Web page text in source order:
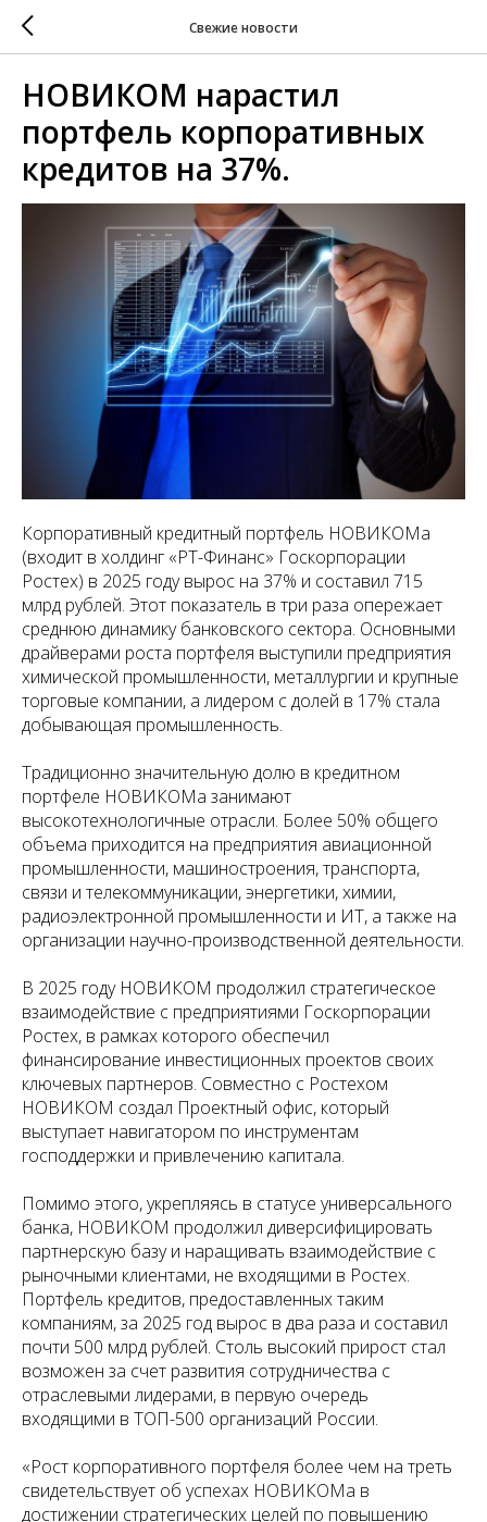
Свежие новости
НОВИКОМ нарастил
портфель корпоративных
кредитов на 37%.
Корпоративный кредитный портфель НОВИКОМа
(входит в холдинг «РТ-Финанс» Госкорпорации
Ростех) в 2025 году вырос на 37% и составил 715
млрд рублей. Этот показатель в три раза опережает
среднюю динамику банковского сектора. Основными
драйверами роста портфеля выступили предприятия
химической промышленности, металлургии и крупные
торговые компании, а лидером с долей в 17% стала
добывающая промышленность.
Традиционно значительную долю в кредитном
портфеле НОВИКОМа занимают
высокотехнологичные отрасли. Более 50% общего
объема приходится на предприятия авиационной
промышленности, машиностроения, транспорта,
связи и телекоммуникации, энергетики, химии,
радиоэлектронной промышленности и ИТ, а также на
организации научно-производственной деятельности.
В 2025 году НОВИКОМ продолжил стратегическое
взаимодействие с предприятиями Госкорпорации
Ростех, в рамках которого обеспечил
финансирование инвестиционных проектов своих
ключевых партнеров. Совместно с Ростехом
НОВИКОМ создал Проектный офис, который
выступает навигатором по инструментам
господдержки и привлечению капитала.
Помимо этого, укрепляясь в статусе универсального
банка, НОВИКОМ продолжил диверсифицировать
партнерскую базу и наращивать взаимодействие с
рыночными клиентами, не входящими в Ростех.
Портфель кредитов, предоставленных таким
компаниям, за 2025 год вырос в два раза и составил
почти 500 млрд рублей. Столь высокий прирост стал
возможен за счет развития сотрудничества с
отраслевыми лидерами, в первую очередь
входящими в ТОП-500 организаций России.
«Рост корпоративного портфеля более чем на треть
свидетельствует об успехах НОВИКОМа в
достижении стратегических целей по повышению